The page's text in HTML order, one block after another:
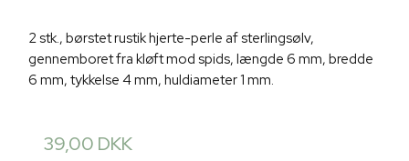
2 stk., børstet rustik hjerte-perle af sterlingsølv,
gennemboret fra kløft mod spids, længde 6 mm, bredde
6 mm, tykkelse 4 mm, huldiameter 1 mm.
39,00 DKK